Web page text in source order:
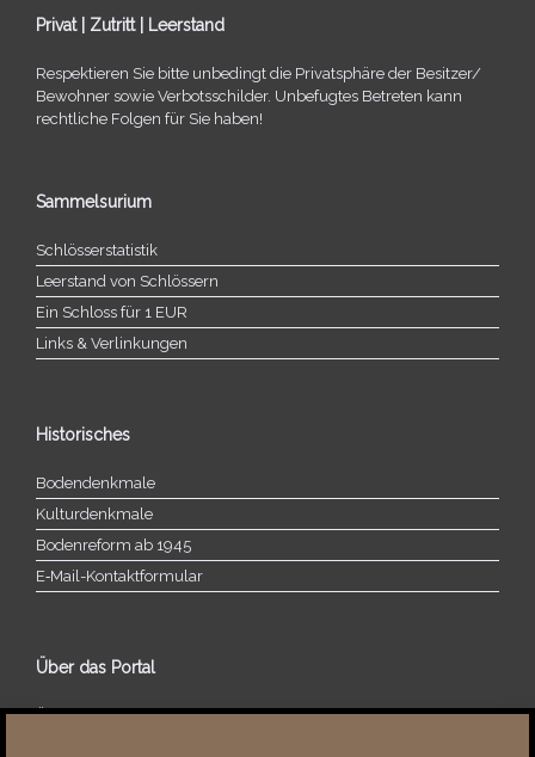
Privat | Zutritt | Leerstand
Respektieren Sie bitte unbe­dingt die Privatsphäre der Besitzer/​
Bewohner sowie Verbotsschilder. Unbefugtes Betreten kann
recht­li­che Folgen für Sie haben!
Sammelsurium
Schlösserstatistik
Leerstand von Schlössern
Ein Schloss für 1 EUR
Links & Verlinkungen
Historisches
Bodendenkmale
Kulturdenkmale
Bodenreform ab 1945
E‑Mail-​​Kontaktformular
Über das Portal
Über dieses Portal